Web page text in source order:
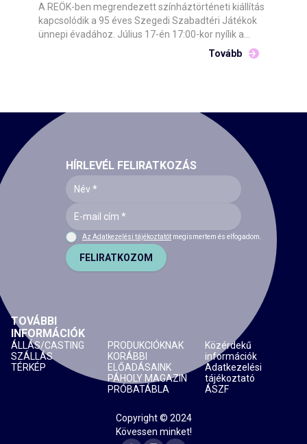
A REÖK-ben megrendezett színháztörténeti kiállítás
kapcsolódik a 95 éves Szegedi Szabadtéri Játékok
ünnepi évadához. Július 17-én 17:00-kor nyílik a
kétszintes tárlat, amelyet Barnák László főigazgató
és Tóth Károly képviselő, Szeged Megyei Jogú Város
Tovább
Copyright © 2024
Kövessen minket!
TOVÁBBI
INFORMÁCIÓK
ÁLLÁS/CASTING
SZÁLLÁS
TÉRKÉP
PRODUKCIÓKNAK
KORÁBBI
ELŐADÁSAINK
PÁHOLY MAGAZIN
PRÓBATÁBLA
Közérdekű
információk
Adatkezelési
tájékoztató
ÁSZF
HÍRLEVÉL FELIRATKOZÁS
Az Adatkezelési tájékoztatót megismertem és elfogadom.
FELIRATKOZOM